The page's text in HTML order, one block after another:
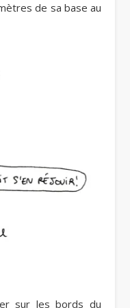
de sa base au
sur les bords du